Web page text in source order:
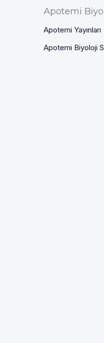
Apotemi
Apotemi Yayınları
Apotemi Biyoloji